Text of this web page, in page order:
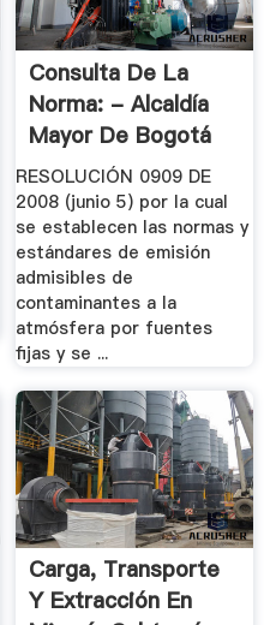
Consulta De La
Norma: - Alcaldía
Mayor De Bogotá
RESOLUCIÓN 0909 DE
2008 (junio 5) por la cual
se establecen las normas y
estándares de emisión
admisibles de
contaminantes a la
atmósfera por fuentes
fijas y se ...
Carga, Transporte
Y Extracción En